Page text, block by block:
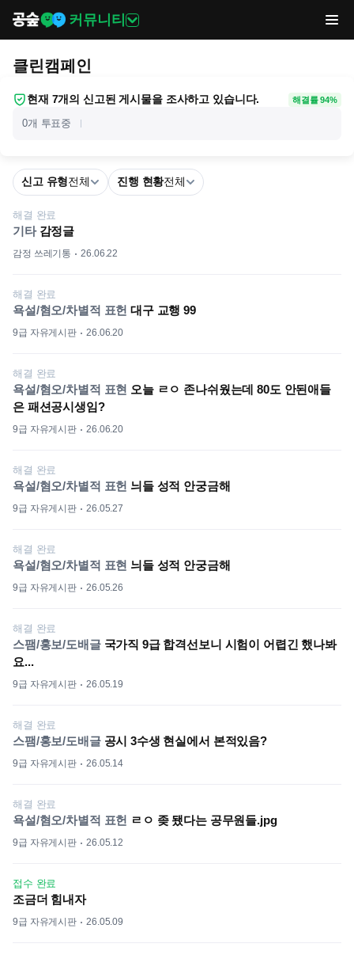
커뮤니티
클린캠페인
현재 7개의 신고된 게시물을 조사하고 있습니다. 해결률 94%
0개 투표중
신고 유형전체 진행 현황전체
해결 완료
기타감정글
감정 쓰레기통 26.06.22
해결 완료
욕설/혐오/차별적 표헌 대구 교행 99
9급 자유게시판 26.06.20
해결 완료
욕설/혐오/차별적 표현 오늘 ㄹㅇ 존나쉬웠는데 80도 안된애들
은 패션공시생임?
9급 자유게시판 26.06.20
해결 완료
욕설/혐오/차별적 표헌 늬들 성적 안궁금해
9급 자유게시판 26.05.27
해결 완료
욕설/혐오/차별적 표현 늬들 성적 안궁금해
9급 자유게시판 26.05.26
해결 완료
스팸/홍보/도배글국가직 9급 합격선보니 시험이 어렵긴 했나봐
요...
9급 자유게시판 26.05.19
해결 완료
스팸/홍보/도배글공시 3수생 현실에서 본적있음?
9급 자유게시판 26.05.14
해결 완료
욕설/혐오/차별적 표헌 ㄹㅇ 좆 됐다는 공무원들.jpg
9급 자유게시판 26.05.12
접수 완료
조금더 힘내자
9급 자유게시판 26.05.09